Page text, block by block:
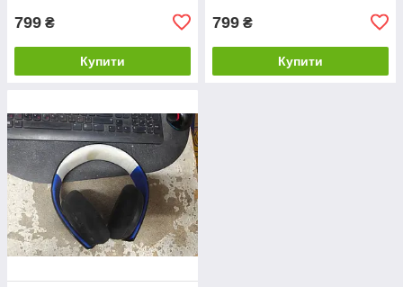
799 ₴
Купити
799 ₴
Купити